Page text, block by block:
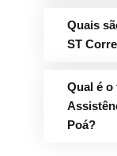
Quais
ST
Qual é o
Poá?